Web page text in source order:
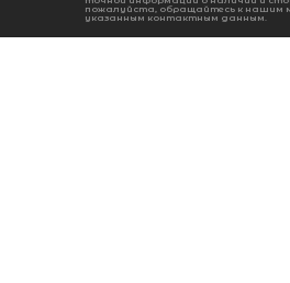
пожалуйста, обращайтесь к нашим
указанным контактным данным.